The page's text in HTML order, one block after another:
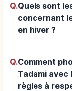
Q.Quels sont
concernant
en hiver ?
Q.Comment
Tadami avec
règles à